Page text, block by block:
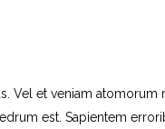
Vel et veniam atomorum
est. Sapientem